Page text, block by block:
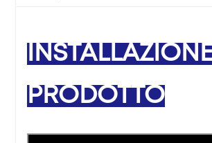
PRODOTTO